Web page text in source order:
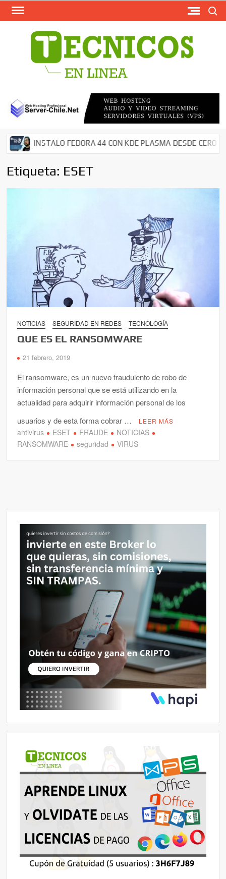
Saltar
en
INSTALO FEDORA 44 CON KDE PLASMA DESDE CERO EN
Etiqueta: ESET
NOTICIAS SEGURIDAD EN REDES TECNOLOGÍA
QUE ES EL RANSOMWARE
21 febrero, 2019
El ransomware, es un nuevo fraudulento de robo de
información personal que se está utilizando en la
actualidad para adquirir información personal de los
usuarios y de esta forma cobrar …
LEER MÁS
antivirus ESET FRAUDE
NOTICIAS
RANSOMWARE
seguridad VIRUS